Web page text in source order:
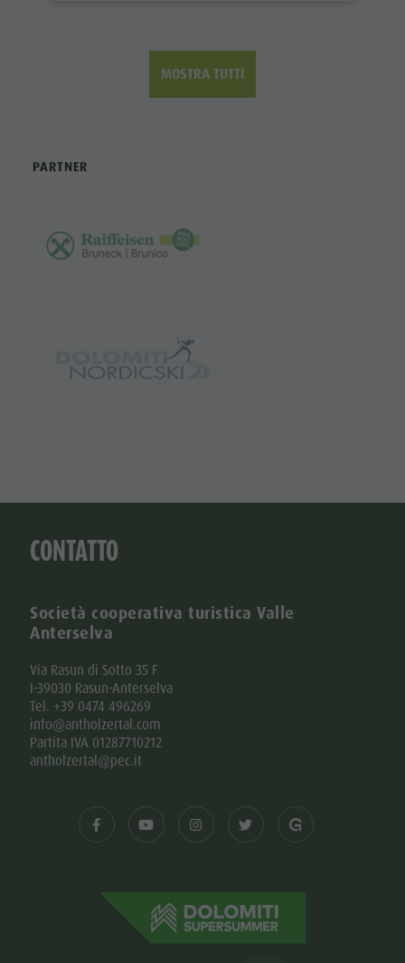
MOSTRA TUTTI
PARTNER
CONTATTO
Società cooperativa turistica Valle
Anterselva
Via Rasun di Sotto 35 F
I-39030 Rasun-Anterselva
Tel. +39 0474 496269
info@antholzertal.com
Partita IVA 01287710212
antholzertal@pec.it